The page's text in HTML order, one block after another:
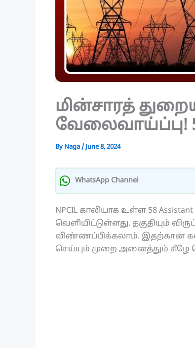
மின்சாரத்
வேலைவாய்ப்பு!
By Naga/June 8, 2024
WhatsApp Channel
NPCIL காலியாக உள்ள 58
வெளியிட்டுள்ளது. தகுதியும்
விண்ணப்பிக்கலாம். இதற்கான
செய்யும் முறை அனைத்தும் கீழே